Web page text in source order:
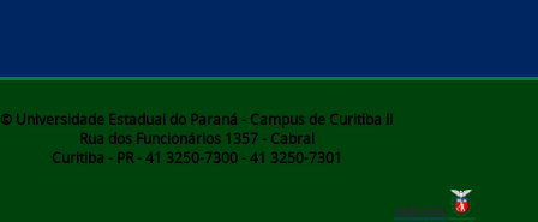
© Universidade Estadual do Paraná - Campus de Curitiba II
Rua dos Funcionários 1357 - Cabral
Curitiba - PR - 41 3250-7300 - 41 3250-7301